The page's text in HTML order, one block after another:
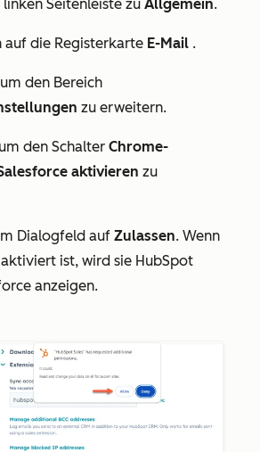
linken Seitenleiste zu Allgemein.
auf die Registerkarte E-Mail .
den Bereich
zu erweitern.
den Schalter Chrome-
aktivieren zu
Dialogfeld auf Zulassen. Wenn
ist, wird sie HubSpot
anzeigen.